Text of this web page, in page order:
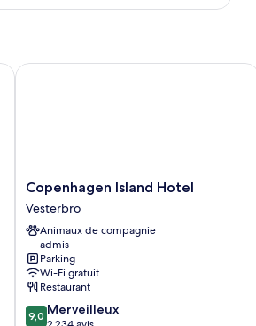
Copenhagen
Island
Hotel
Vesterbro
Copenhagen Island Hotel
Vesterbro
Animaux de compagnie
admis
Parking
Wi-Fi gratuit
Restaurant
9.0
9,0 Merveilleux
Copenhagen Island Hotel